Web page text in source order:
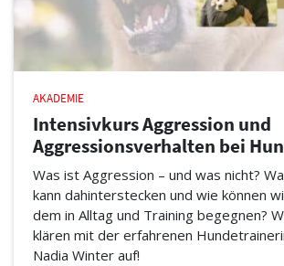
AKADEMIE
Intensivkurs Aggression und
Aggressionsverhalten bei
Was ist Aggression – und was nicht?
kann dahinterstecken und wie können
dem in Alltag und Training begegnen?
klären mit der erfahrenen
Nadia Winter auf!